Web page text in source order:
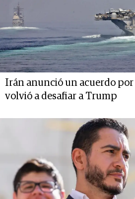
Irán anunció un acuerdo
volvió a desafiar a Trump